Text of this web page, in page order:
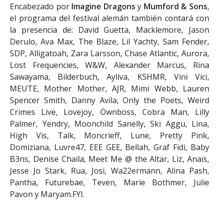
Encabezado por Imagine Dragons y Mumford & Sons,
el programa del festival alemán también contará con
la presencia de: David Guetta, Macklemore, Jason
Derulo, Ava Max, The Blaze, Lil Yachty, Sam Fender,
SDP, Alligatoah, Zara Larsson, Chase Atlantic, Aurora,
Lost Frequencies, W&W, Alexander Marcus, Rina
Sawayama, Bilderbuch, Ayliva, KSHMR, Vini Vici,
MEUTE, Mother Mother, AJR, Mimi Webb, Lauren
Spencer Smith, Danny Avila, Only the Poets, Weird
Crimes Live, Lovejoy, Öwnboss, Cobra Man, Lilly
Palmer, Yendry, Moonchild Sanelly, Ski Aggu, Lina,
High Vis, Talk, Moncrieff, Lune, Pretty Pink,
Domiziana, Luvre47, EEE GEE, Bellah, Graf Fidi, Baby
B3ns, Denise Chaila, Meet Me @ the Altar, Liz, Anaïs,
Jesse Jo Stark, Rua, Josi, Wa22ermann, Alina Pash,
Pantha, Futurebae, Teven, Marie Bothmer, Julie
Pavon y Maryam.FYI.